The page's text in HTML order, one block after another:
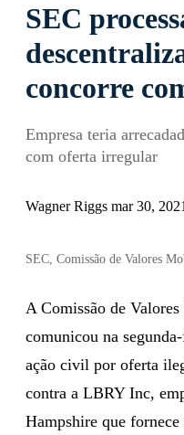
SEC
concorre
Empresa teria
com oferta irregular
Wagner Riggs mar 30,
SEC, Comissão de Valores
A Comissão de
comunicou na
ação civil por oferta
contra a LBRY Inc,
Hampshire que